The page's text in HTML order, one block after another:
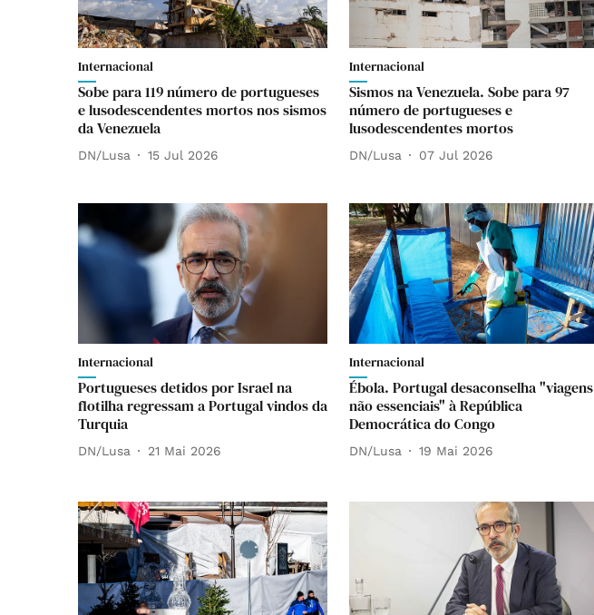
Internacional
Sobe para 119 número de portugueses
e lusodescendentes mortos nos sismos
da Venezuela
DN/Lusa 15 Jul 2026
Internacional
Sismos na Venezuela. Sobe para 97
número de portugueses e
lusodescendentes mortos
DN/Lusa 07 Jul 2026
Internacional
Portugueses detidos por Israel na
flotilha regressam a Portugal vindos da
Turquia
DN/Lusa 21 Mai 2026
Internacional
Ébola. Portugal desaconselha "viagens
não essenciais" à República
Democrática do Congo
DN/Lusa 19 Mai 2026